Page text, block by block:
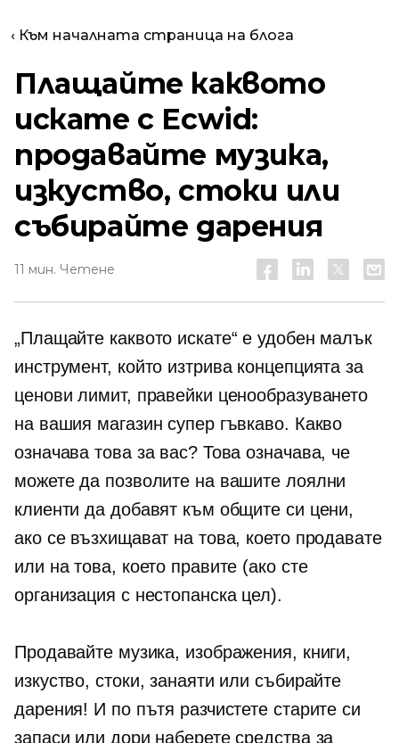
‹ Към началната страница на блога
Плащайте каквото
искате с Ecwid:
продавайте музика,
изкуство, стоки или
събирайте дарения
11 мин. Четене
„Плащайте каквото искате“ е удобен малък
инструмент, който изтрива концепцията за
ценови лимит, правейки ценообразуването
на вашия магазин супер гъвкаво. Какво
означава това за вас? Това означава, че
можете да позволите на вашите лоялни
клиенти да добавят към общите си цени,
ако се възхищават на това, което продавате
или на това, което правите (ако сте
организация с нестопанска цел).
Продавайте музика, изображения, книги,
изкуство, стоки, занаяти или събирайте
дарения! И по пътя разчистете старите си
запаси или дори наберете средства за